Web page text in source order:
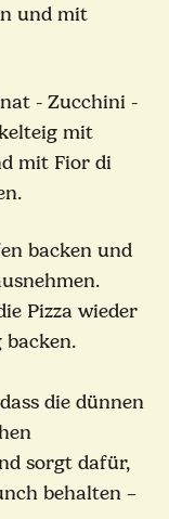
und mit
- Zucchini -
mit
mit Fior di
backen und
Pizza wieder
backen.
die dünnen
sorgt dafür,
behalten –